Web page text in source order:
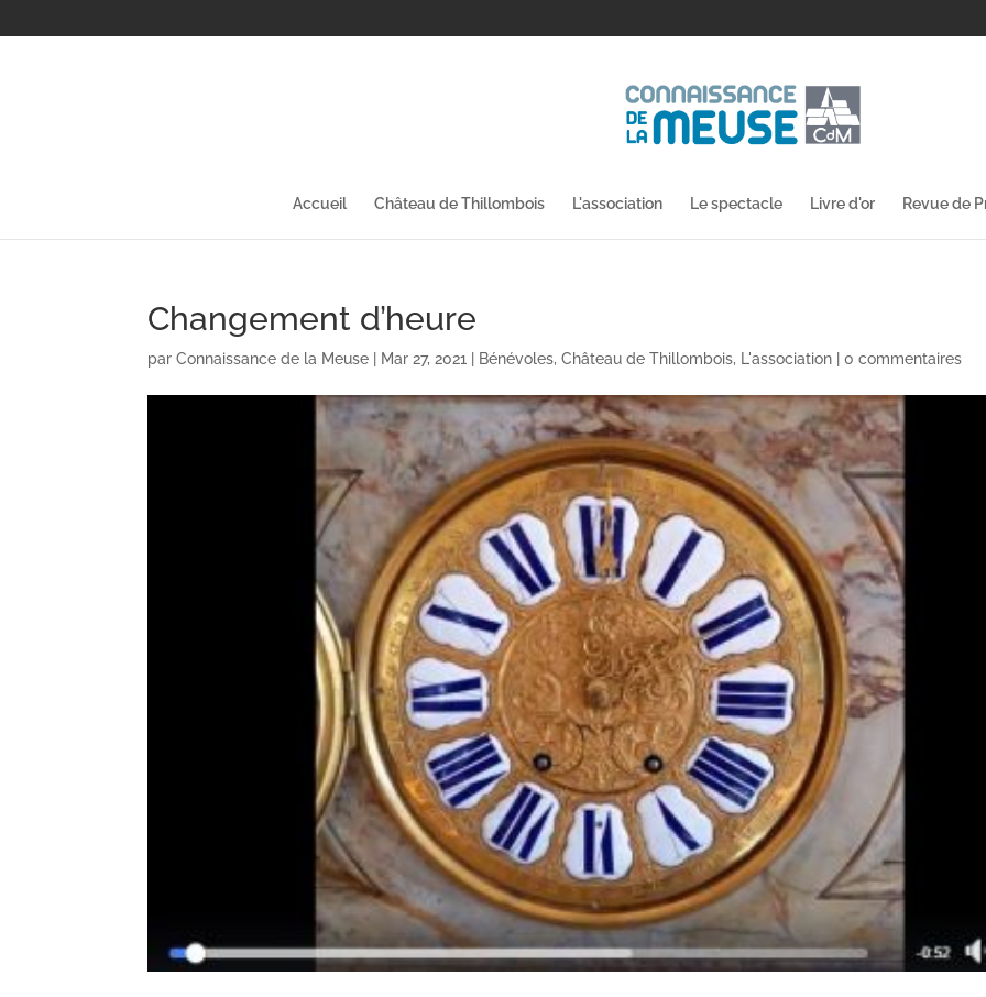
Accueil Château de Thillombois L'association Le spectacle Livre d'or Revue de
Changement d’heure
parConnaissance de la Meuse | Mar 27, 2021 | Bénévoles,Château de Thillombois, L'association |0 commentaires